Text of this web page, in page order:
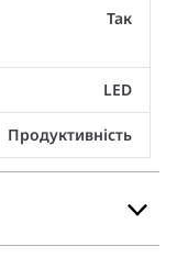
Так
LED
Продуктивність